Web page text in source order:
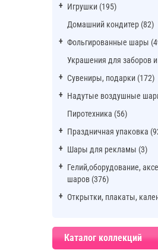
Игрушки (195)
Домашний кондитер (82)
Фольгированные шары
Украшения для заборов и
Сувениры, подарки (172)
Надутые воздушные
Пиротехника (56)
Праздничная упаковка
Шары для рекламы (3)
Гелий,оборудование,
шаров (376)
Открытки, плакаты,
Каталог коллекций